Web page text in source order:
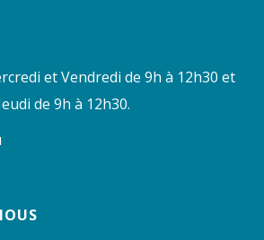
et Vendredi de 9h à 12h30 et
de 9h à 12h30.